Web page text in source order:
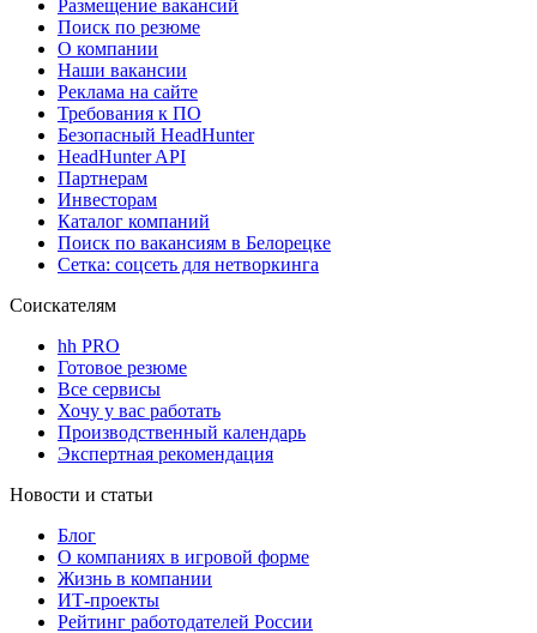
Размещение вакансий
Поиск по резюме
О компании
Наши вакансии
Реклама на сайте
Требования к ПО
Безопасный HeadHunter
HeadHunter API
Партнерам
Инвесторам
Каталог компаний
Поиск по вакансиям в Белорецке
Сетка: соцсеть для нетворкинга
Соискателям
hh PRO
Готовое резюме
Все сервисы
Хочу у вас работать
Производственный календарь
Экспертная рекомендация
Новости и статьи
Блог
О компаниях в игровой форме
Жизнь в компании
ИТ-проекты
Рейтинг работодателей России